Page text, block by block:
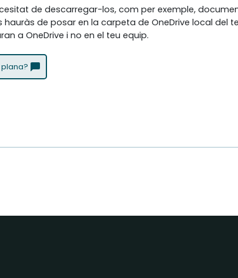
de descarregar-los, com per exemple,
de posar en la carpeta de OneDrive local del
a OneDrive i no en el teu equip.